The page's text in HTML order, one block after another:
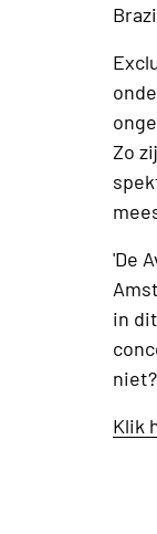
Zo
'De
in
niet?
Klik